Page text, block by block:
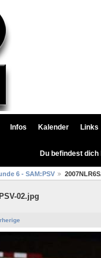
Infos Kalender Links
Du befindest
6 - SAM:PSV
02.jpg